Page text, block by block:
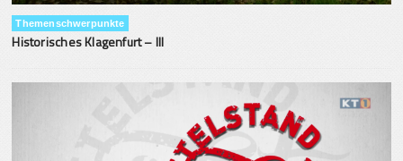
Themenschwerpunkte
Historisches Klagenfurt – III